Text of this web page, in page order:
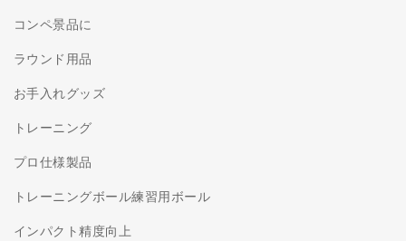
コンペ景品に
ラウンド用品
お手入れグッズ
トレーニング
プロ仕様製品
トレーニングボール練習用ボール
インパクト精度向上